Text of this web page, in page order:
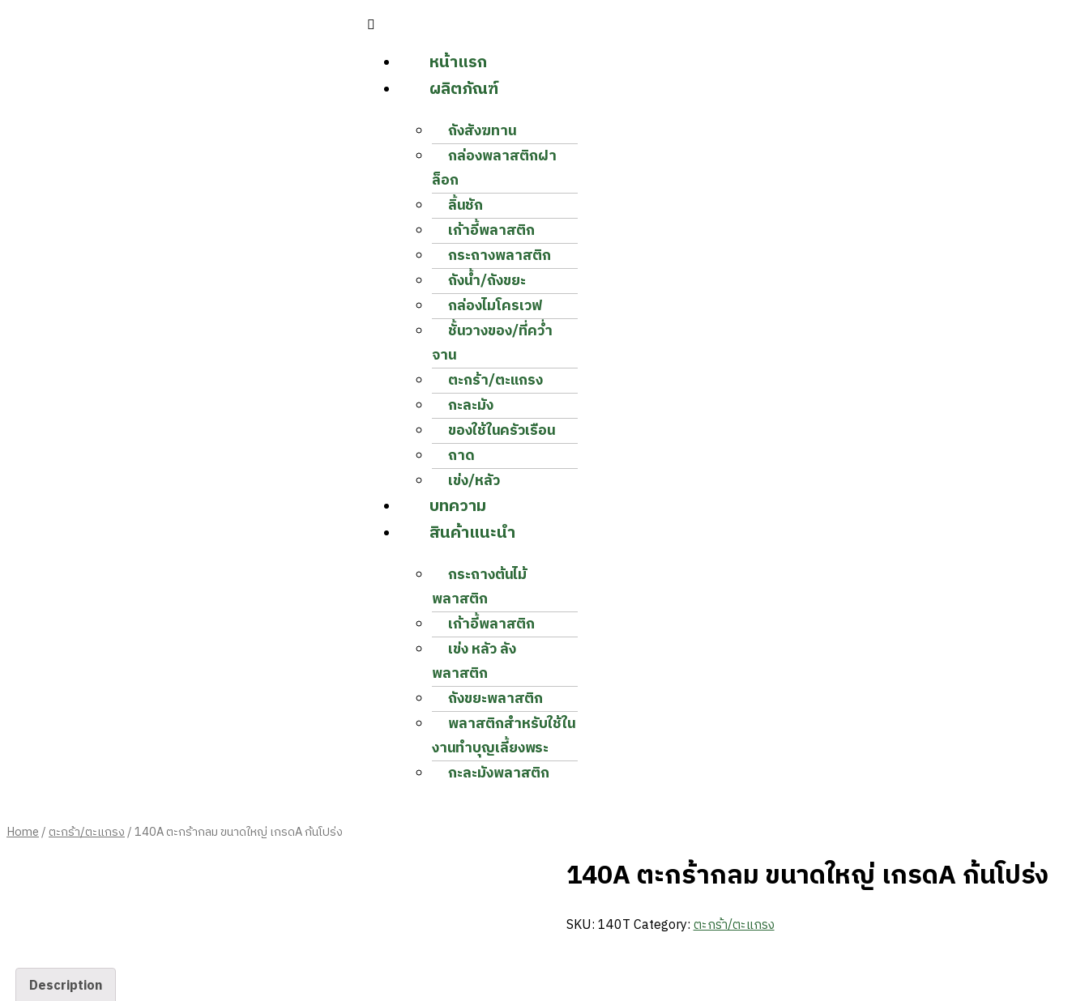
หน้าแรก
ผลิตภัณฑ์
ถังสังฆทาน
กล่องพลาสติกฝา
ล็อก
ลิ้นชัก
เก้าอี้พลาสติก
กระถางพลาสติก
ถังน้ำ/ถังขยะ
กล่องไมโครเวฟ
ชั้นวางของ/ที่คว่ำ
จาน
ตะกร้า/ตะแกรง
กะละมัง
ของใช้ในครัวเรือน
ถาด
เข่ง/หลัว
บทความ
สินค้าแนะนำ
กระถางต้นไม้
พลาสติก
เก้าอี้พลาสติก
เข่ง หลัว ลัง
พลาสติก
ถังขยะพลาสติก
พลาสติกสำหรับใช้ใน
งานทำบุญเลี้ยงพระ
กะละมังพลาสติก
Home/ตะกร้า/ตะแกรง/ 140A ตะกร้ากลม ขนาดใหญ่ เกรดA ก้นโปร่ง
140A ตะกร้ากลม ขนาดใหญ่ เกรดA ก้นโปร่ง
SKU:140TCategory:ตะกร้า/ตะแกรง
Description